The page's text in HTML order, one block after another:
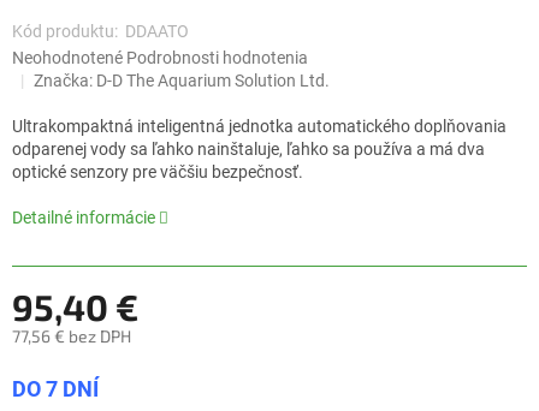
Kód produktu: DDAATO
Priemerné
hodnotenie
je
0,0
z
hviezdičiek.
Neohodnotené Podrobnosti hodnotenia
Značka: D-D The Aquarium Solution Ltd.
Ultrakompaktná inteligentná jednotka automatického doplňovania
odparenej vody sa ľahko nainštaluje, ľahko sa používa a má dva
optické senzory pre väčšiu bezpečnosť.
Detailné informácie
95,40 €
77,56 € bez DPH
cena:
DO 7 DNÍ